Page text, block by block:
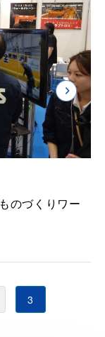
のづくりワー
3